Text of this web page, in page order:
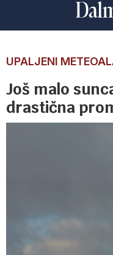
UPALJENI
Još malo
drastična